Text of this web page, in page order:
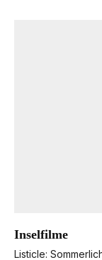
Inselfilme
Listicle: